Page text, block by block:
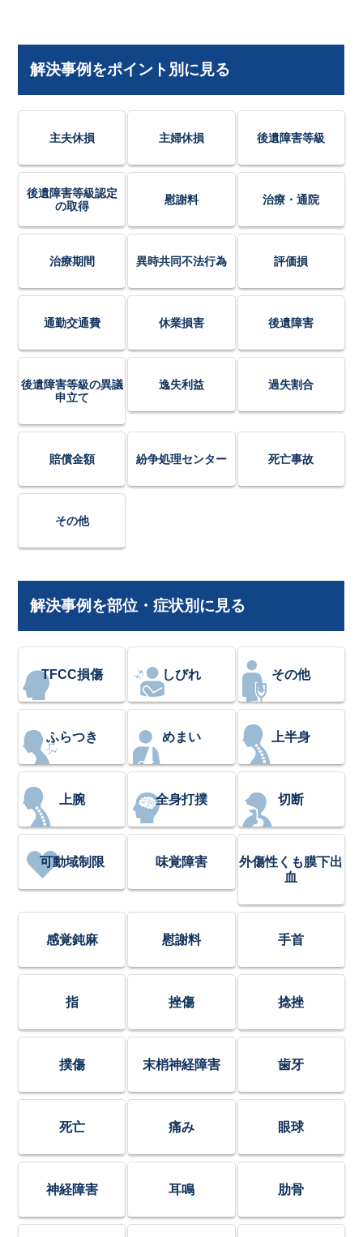
解決事例をポイント別に見る
主夫休損 主婦休損 後遺障害等級
後遺障害等級認定
の取得
慰謝料 治療・通院
治療期間 異時共同不法行為 評価損
通勤交通費 休業損害 後遺障害
後遺障害等級の異議
申立て
逸失利益 過失割合
賠償金額 紛争処理センター 死亡事故
その他
解決事例を部位・症状別に見る
TFCC損傷 しびれ その他
ふらつき めまい 上半身
上腕 全身打撲 切断
可動域制限 味覚障害
外傷性くも膜下出
血
感覚鈍麻 慰謝料 手首
指 挫傷 捻挫
撲傷 末梢神経障害 歯牙
死亡 痛み 眼球
神経障害 耳鳴 肋骨